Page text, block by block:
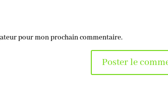
pour mon prochain commentaire.